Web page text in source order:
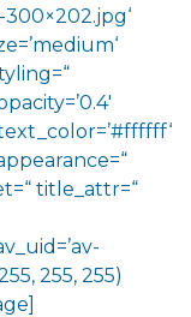
title_attr=“
255, 255)